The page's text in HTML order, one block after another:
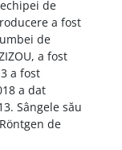
de
a fost
de
a fost
a fost
a dat
Sângele său
de